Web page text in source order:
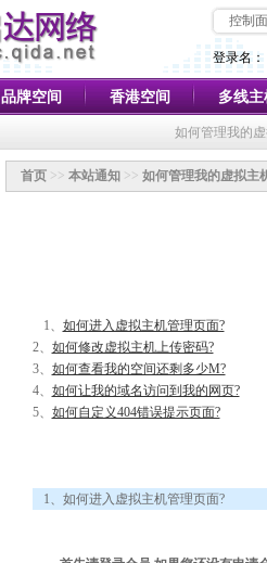
控制
登录名：
品牌空间 香港空间 多线主
如何管理我的
首页 >> 本站通知 >> 如何管理我的虚拟主
1、 如何进入虚拟主机管理页面?
2、 如何修改虚拟主机上传密码?
3、 如何查看我的空间还剩多少M?
4、 如何让我的域名访问到我的网页?
5、 如何自定义404错误提示页面?
1、如何进入虚拟主机管理页面?